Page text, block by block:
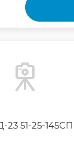
51-25-145СП